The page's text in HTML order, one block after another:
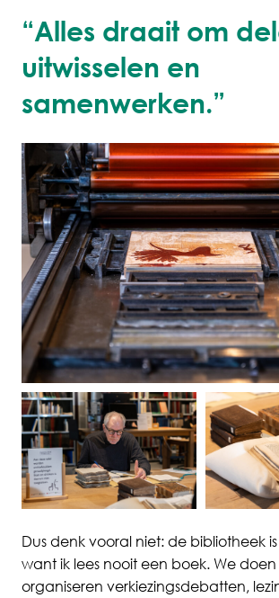
“Alles draait om
uitwisselen en
samenwerken.”
Dus denk vooral niet: de bibliotheek is
want ik lees nooit een boek. We
organiseren verkiezingsdebatten,